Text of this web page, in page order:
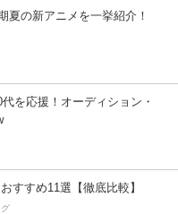
夏の新アニメを一挙紹介！
を応援！オーディション・
すすめ11選【徹底比較】